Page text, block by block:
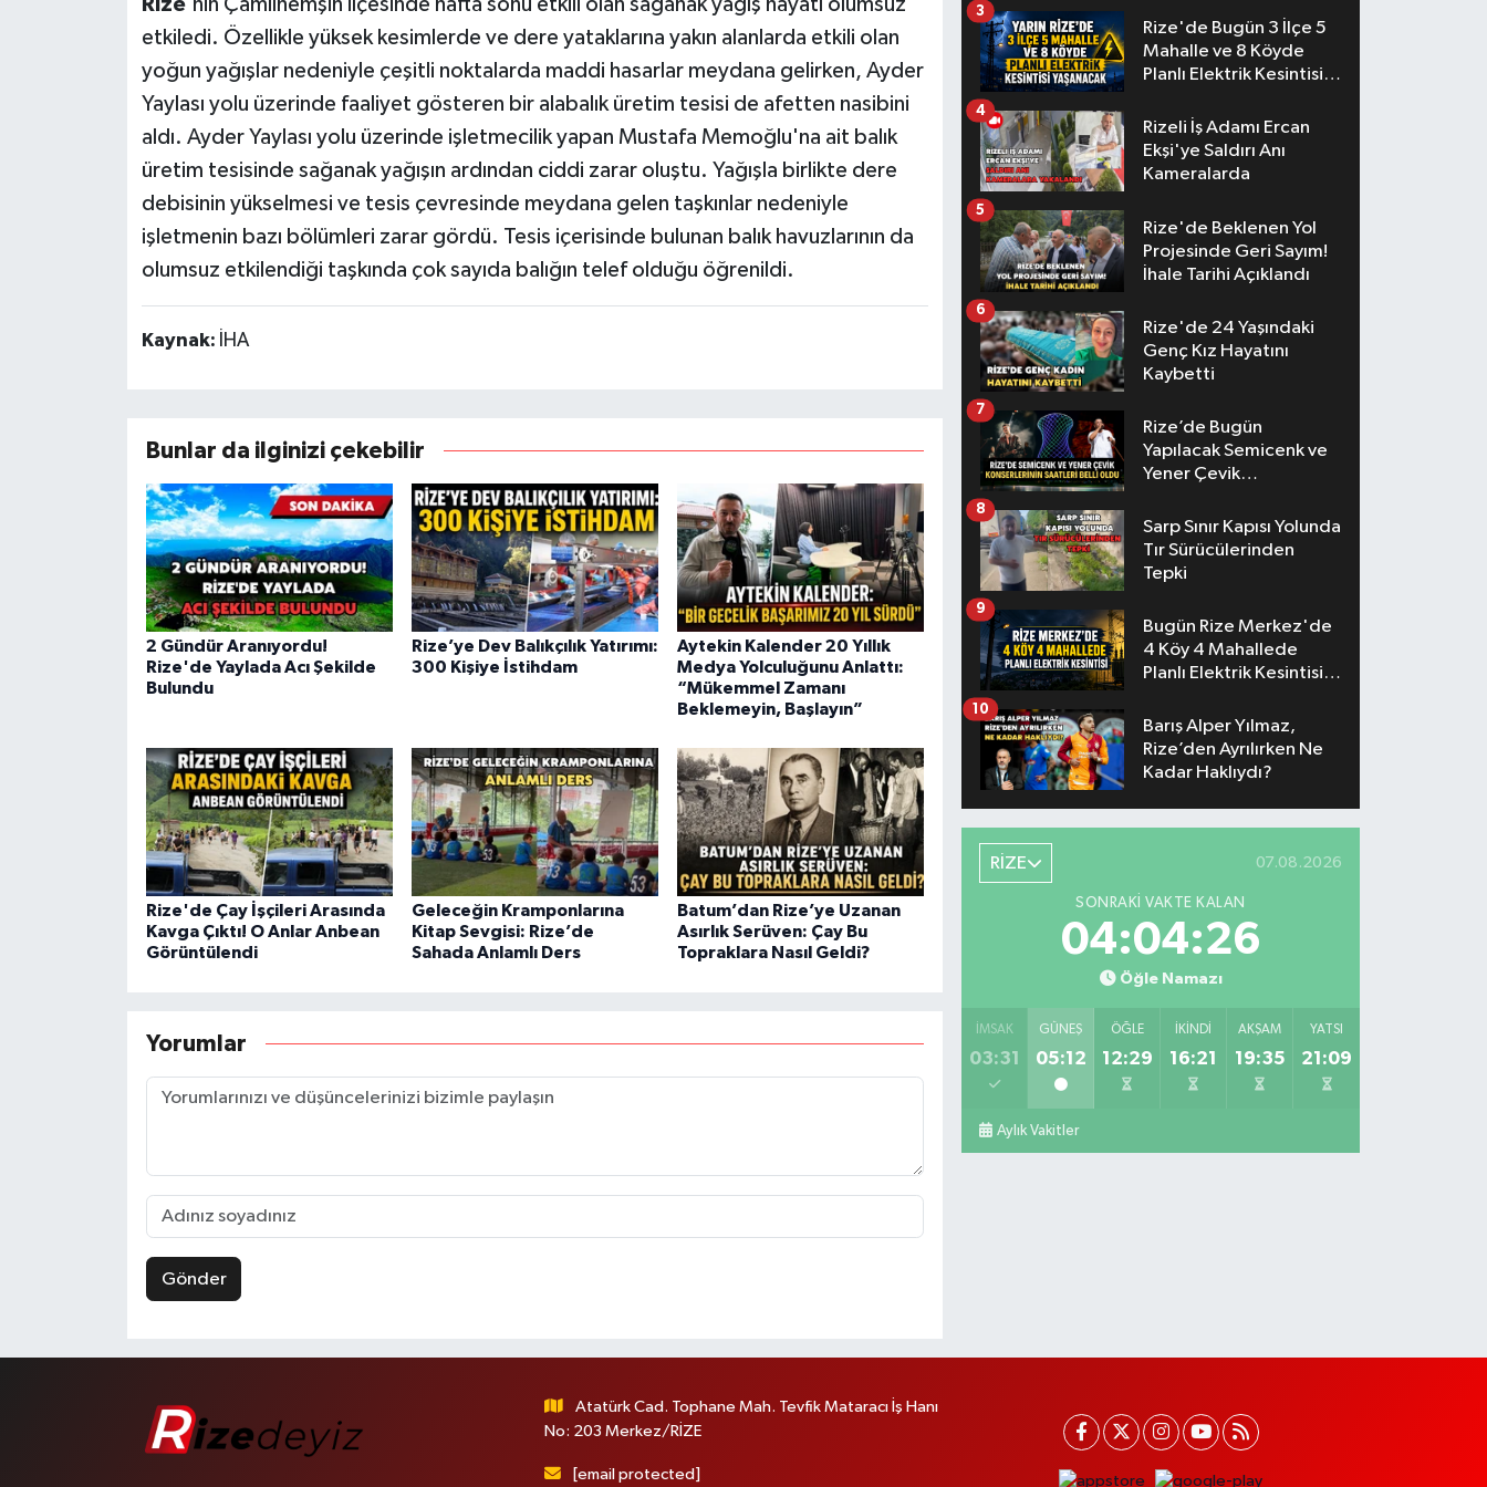
Rize'nin Çamlıhemşin ilçesinde hafta sonu etkili olan sağanak yağış hayatı olumsuz
etkiledi. Özellikle yüksek kesimlerde ve dere yataklarına yakın alanlarda etkili olan
yoğun yağışlar nedeniyle çeşitli noktalarda maddi hasarlar meydana gelirken, Ayder
Yaylası yolu üzerinde faaliyet gösteren bir alabalık üretim tesisi de afetten nasibini
aldı. Ayder Yaylası yolu üzerinde işletmecilik yapan Mustafa Memoğlu'na ait balık
üretim tesisinde sağanak yağışın ardından ciddi zarar oluştu. Yağışla birlikte dere
debisinin yükselmesi ve tesis çevresinde meydana gelen taşkınlar nedeniyle
işletmenin bazı bölümleri zarar gördü. Tesis içerisinde bulunan balık havuzlarının da
olumsuz etkilendiği taşkında çok sayıda balığın telef olduğu öğrenildi.
Kaynak: İHA
Bunlar da ilginizi çekebilir
2 Gündür Aranıyordu!
Rize'de Yaylada Acı Şekilde
Bulundu
Rize’ye Dev Balıkçılık Yatırımı:
300 Kişiye İstihdam
Aytekin Kalender 20 Yıllık
Medya Yolculuğunu Anlattı:
“Mükemmel Zamanı
Beklemeyin, Başlayın”
Rize'de Çay İşçileri Arasında
Kavga Çıktı! O Anlar Anbean
Görüntülendi
Geleceğin Kramponlarına
Kitap Sevgisi: Rize’de
Sahada Anlamlı Ders
Batum’dan Rize’ye Uzanan
Asırlık Serüven: Çay Bu
Topraklara Nasıl Geldi?
Yorumlar
Gönder
Rize'de Bugün 3 İlçe 5
Mahalle ve 8 Köyde
Planlı Elektrik Kesintisi
3
Rizeli İş Adamı Ercan
Ekşi'ye Saldırı Anı
Kameralarda
4
Rize'de Beklenen Yol
Projesinde Geri Sayım!
İhale Tarihi Açıklandı
5
Rize'de 24 Yaşındaki
Genç Kız Hayatını
Kaybetti
6
Rize’de Bugün
Yapılacak Semicenk ve
Yener Çevik
Belli Oldu
7
Sarp Sınır Kapısı Yolunda
Tır Sürücülerinden
Tepki
8
Bugün Rize Merkez'de
4 Köy 4 Mahallede
Planlı Elektrik Kesintisi
9
Barış Alper Yılmaz,
Rize’den Ayrılırken Ne
Kadar Haklıydı?
10
RİZE 07.08.2026
SONRAKI VAKTE KALAN
04:04:25
Öğle Namazı
İMSAK
03:31
GÜNEŞ
05:12
ÖĞLE
12:29
İKINDI
16:21
AKŞAM
19:35
YATSI
21:09
Aylık Vakitler
Atatürk Cad. Tophane Mah. Tevfik Mataracı İş Hanı
No: 203 Merkez/RİZE
[email protected]